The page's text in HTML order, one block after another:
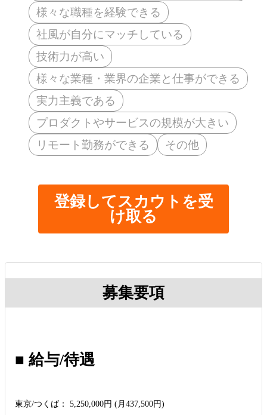
様々な職種を経験できる
社風が自分にマッチしている
技術力が高い
様々な業種・業界の企業と仕事ができる
実力主義である
プロダクトやサービスの規模が大きい
リモート勤務ができる
その他
登録してスカウトを受
け取る
募集要項
■ 給与/待遇
東京/つくば： 5,250,000円 (月437,500円)